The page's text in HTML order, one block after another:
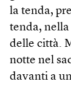
la tenda,
tenda,
delle città.
notte nel
davanti a